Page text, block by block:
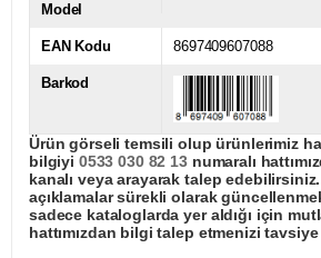
Model
EAN Kodu 8697409607088
Barkod
Ürün görseli temsili olup ürünlerimiz
bilgiyi 0533 030 82 13numaralı
kanalı veya arayarak talep
açıklamalar sürekli olarak
sadece kataloglarda yer aldığı için
hattımızdan bilgi talep etmenizi tavsiye